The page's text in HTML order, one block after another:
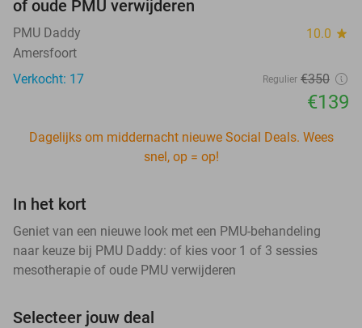
of oude PMU verwijderen
PMU Daddy 10.0 star
Amersfoort
Verkocht: 17
Regulier €350
€139
Dagelijks om middernacht nieuwe Social Deals. Wees
snel, op = op!
In het kort
Geniet van een nieuwe look met een PMU-behandeling
naar keuze bij PMU Daddy: of kies voor 1 of 3 sessies
mesotherapie of oude PMU verwijderen
Selecteer jouw deal